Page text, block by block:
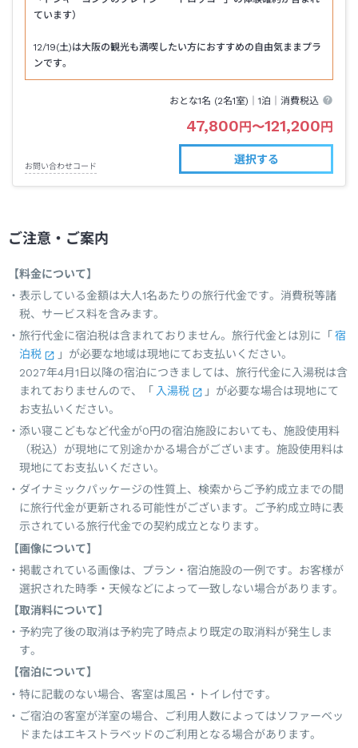
ています）
12/19(土)は大阪の観光も満喫したい方におすすめの自由気ままプラ
ンです。
おとな1名 (2名1室)｜1泊 ｜消費税込
47,800 円 〜121,200 円
お問い合わせコード
選択する
ご注意・ご案内
【料金について】
表示している金額は大人1名あたりの旅行代金です。消費税等諸
税、サービス料を含みます。
旅行代金に宿泊税は含まれておりません。旅行代金とは別に「 宿
泊税
」が必要な地域は現地にてお支払いください。
2027年4月1日以降の宿泊につきましては、旅行代金に入湯税は含
まれておりませんので、「 入湯税
」が必要な場合は現地にて
お支払いください。
添い寝こどもなど代金が0円の宿泊施設においても、施設使用料
（税込）が現地にて別途かかる場合がございます。施設使用料は
現地にてお支払いください。
ダイナミックパッケージの性質上、検索からご予約成立までの間
に旅行代金が更新される可能性がございます。ご予約成立時に表
示されている旅行代金での契約成立となります。
【画像について】
掲載されている画像は、プラン・宿泊施設の一例です。お客様が
選択された時季・天候などによって一致しない場合があります。
【取消料について】
予約完了後の取消は予約完了時点より既定の取消料が発生しま
す。
【宿泊について】
特に記載のない場合、客室は風呂・トイレ付です。
ご宿泊の客室が洋室の場合、ご利用人数によってはソファーベッ
ドまたはエキストラベッドのご利用となる場合があります。